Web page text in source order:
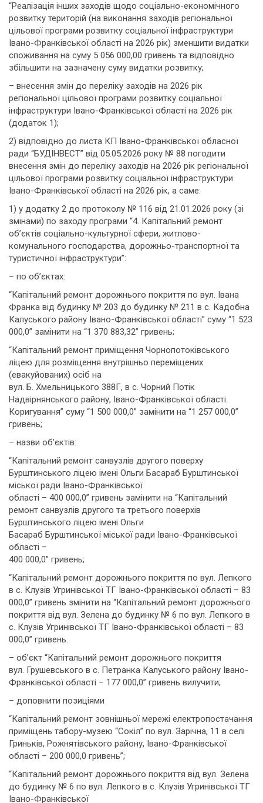
“Реалізація інших заходів щодо соціально-економічного
розвитку територій (на виконання заходів регіональної
цільової програми розвитку соціальної інфраструктури
Івано-Франківської області на 2026 рік) зменшити видатки
споживання на суму 5 056 000,00 гривень та відповідно
збільшити на зазначену суму видатки розвитку;
– внесення змін до переліку заходів на 2026 рік
регіональної цільової програми розвитку соціальної
інфраструктури Івано-Франківської області на 2026 рік
(додаток 1);
2) відповідно до листа КП Івано-Франківської обласної
ради “БУДІНВЕСТ” від 05.05.2026 року № 88 погодити
внесення змін до переліку заходів на 2026 рік регіональної
цільової програми розвитку соціальної інфраструктури
Івано-Франківської області на 2026 рік, а саме:
1) у додатку 2 до протоколу № 116 від 21.01.2026 року (зі
змінами) по заходу програми “4. Капітальний ремонт
об’єктів соціально-культурної сфери, житлово-
комунального господарства, дорожньо-транспортної та
туристичної інфраструктури”:
– по об’єктах:
“Капітальний ремонт дорожнього покриття по вул. Івана
Франка від будинку № 203 до будинку № 211 в с. Кадобна
Калуського району Івано-Франківської області” суму “1 523
000,0” замінити на “1 370 883,32” гривень;
“Капітальний ремонт приміщення Чорнопотоківського
ліцею для розміщення внутрішньо переміщених
(евакуйованих) осіб на
вул. Б. Хмельницького 388Г, в с. Чорний Потік
Надвірнянського району, Івано-Франківської області.
Коригування” суму “1 500 000,0” замінити на “1 257 000,0”
гривень;
– назви об’єктів:
“Капітальний ремонт санвузлів другого поверху
Бурштинського ліцею імені Ольги Басараб Бурштинської
міської ради Івано-Франківської
області – 400 000,0” гривень замінити на “Капітальний
ремонт санвузлів другого та третього поверхів
Бурштинського ліцею імені Ольги
Басараб Бурштинської міської ради Івано-Франківської
області –
400 000,0” гривень;
“Капітальний ремонт дорожнього покриття по вул. Лепкого
в с. Клузів Угринівської ТГ Івано-Франківської області – 83
000,0” гривень змінити на “Капітальний ремонт дорожнього
покриття від вул. Зелена до будинку № 6 по вул. Лепкого в
с. Клузів Угринівської ТГ Івано-Франківської області – 83
000,0” гривень.
– об’єкт “Капітальний ремонт дорожнього покриття
вул. Грушевського в с. Петранка Калуського району Івано-
Франківської області – 177 000,0” гривень вилучити;
– доповнити позиціями
“Капітальний ремонт зовнішньої мережі електропостачання
приміщень табору-музею “Сокіл” по вул. Зарічна, 11 в селі
Гриньків, Рожнятівського району, Івано-Франківської
області – 200 000,0 гривень”;
“Капітальний ремонт дорожнього покриття від вул. Зелена
до будинку № 6 по вул. Лепкого в с. Клузів Угринівської ТГ
Івано-Франківської